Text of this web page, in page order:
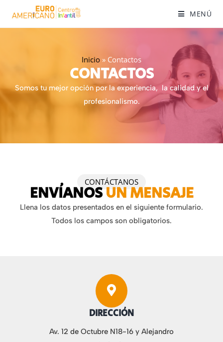
MENÚ
Inicio » Contactos
CONTACTOS
Somos tu mejor opción por la experiencia, la calidad y el
profesionalismo.
CONTÁCTANOS
ENVÍANOSUN MENSAJE
Llena los datos presentados en el siguiente formulario.
Todos los campos son obligatorios.
DIRECCIÓN
Av. 12 de Octubre N18-16 y Alejandro